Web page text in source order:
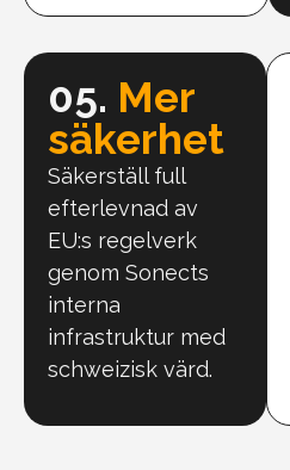
05. Mer
säkerhet
Säkerställ full
efterlevnad av
EU:s regelverk
genom Sonects
interna
infrastruktur med
schweizisk värd.